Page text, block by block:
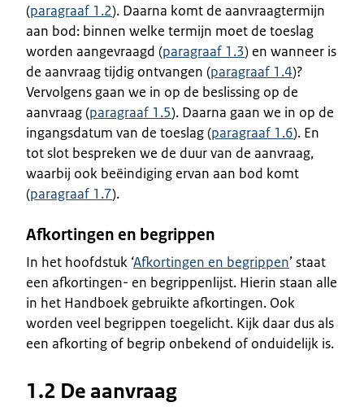
(paragraaf 1.2). Daarna komt de aanvraagtermijn
aan bod: binnen welke termijn moet de toeslag
worden aangevraagd (paragraaf 1.3) en wanneer is
de aanvraag tijdig ontvangen (paragraaf 1.4)?
Vervolgens gaan we in op de beslissing op de
aanvraag (paragraaf 1.5). Daarna gaan we in op de
ingangsdatum van de toeslag (paragraaf 1.6). En
tot slot bespreken we de duur van de aanvraag,
waarbij ook beëindiging ervan aan bod komt
(paragraaf 1.7).
Afkortingen en begrippen
In het hoofdstuk ‘Afkortingen en begrippen’ staat
een afkortingen- en begrippenlijst. Hierin staan alle
in het Handboek gebruikte afkortingen. Ook
worden veel begrippen toegelicht. Kijk daar dus als
een afkorting of begrip onbekend of onduidelijk is.
1.2 De aanvraag